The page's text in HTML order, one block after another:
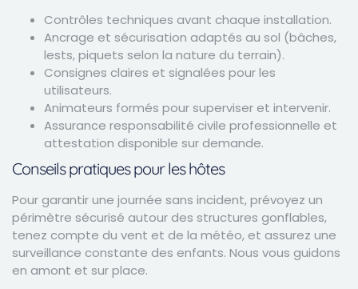
Contrôles techniques avant chaque installation.
Ancrage et sécurisation adaptés au sol (bâches,
lests, piquets selon la nature du terrain).
Consignes claires et signalées pour les
utilisateurs.
Animateurs formés pour superviser et intervenir.
Assurance responsabilité civile professionnelle et
attestation disponible sur demande.
Conseils pratiques pour les hôtes
Pour garantir une journée sans incident, prévoyez un
périmètre sécurisé autour des structures gonflables,
tenez compte du vent et de la météo, et assurez une
surveillance constante des enfants. Nous vous guidons
en amont et sur place.